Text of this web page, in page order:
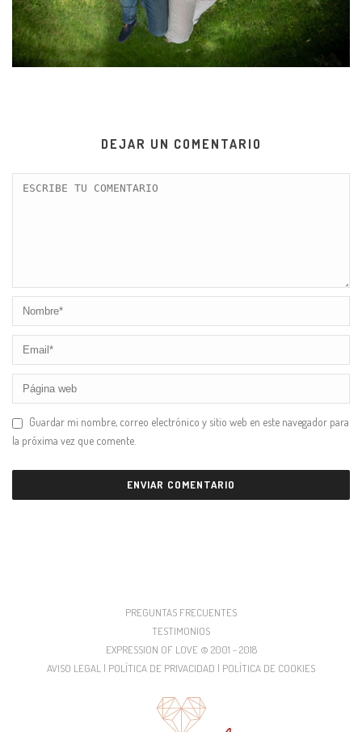
DEJAR UN COMENTARIO
Guardar mi nombre, correo electrónico y sitio web en este navegador para
la próxima vez que comente.
PREGUNTAS FRECUENTES
TESTIMONIOS
EXPRESSION OF LOVE © 2001 - 2018
AVISO LEGAL | POLÍTICA DE PRIVACIDAD | POLÍTICA DE COOKIES